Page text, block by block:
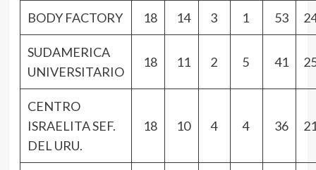
BODY FACTORY 18 14 3 1 53
SUDAMERICA
UNIVERSITARIO
18 11 2 5 41
CENTRO
ISRAELITA SEF.
DEL URU.
18 10 4 4 36